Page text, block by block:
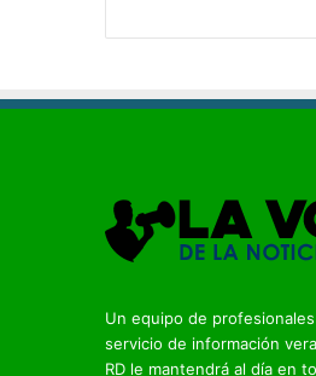
Un equipo de
servicio de información
RD le mantendrá al día en